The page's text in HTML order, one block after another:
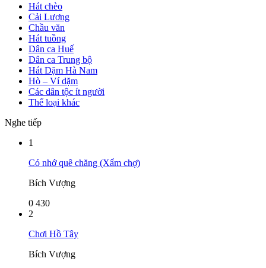
Hát chèo
Cải Lương
Chầu văn
Hát tuồng
Dân ca Huế
Dân ca Trung bộ
Hát Dặm Hà Nam
Hò – Ví dặm
Các dân tộc ít người
Thể loại khác
Nghe tiếp
1
Có nhớ quê chăng (Xẩm chợ)
Bích Vượng
0 430
2
Chơi Hồ Tây
Bích Vượng